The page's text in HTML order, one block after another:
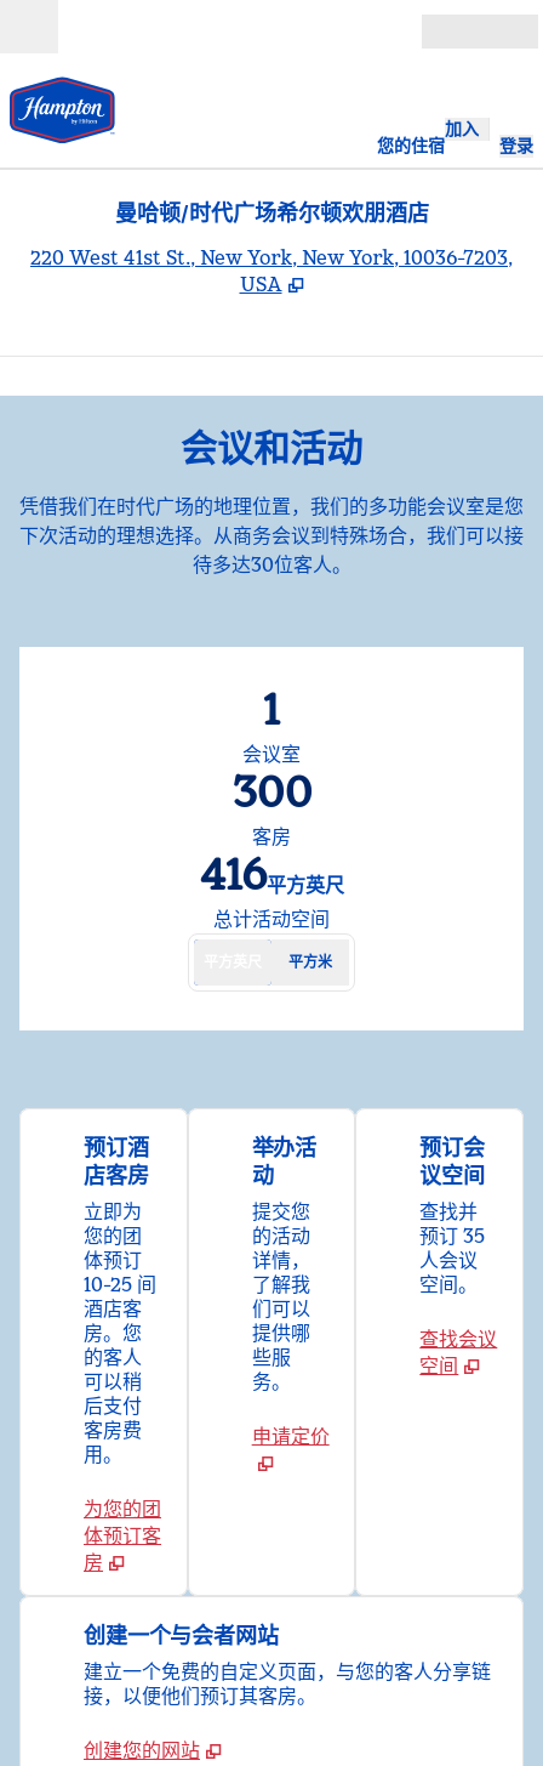
您的住宿
加入
登录
曼哈顿/时代广场希尔顿欢朋酒店
220 West 41st St., New York, New York, 10036-7203,
USA
1/4
会议和活动
凭借我们在时代广场的地理位置，我们的多功能会议室是您
下次活动的理想选择。从商务会议到特殊场合，我们可以接
待多达30位客人。
1
会议室
300
客房
416平方英尺
平方英尺
总计活动空间
平方米
预订酒
店客房
立即为
您的团
体预订
10-25 间
酒店客
房。您
的客人
可以稍
后支付
客房费
用。
为您的团
体预订客
房
举办活
动
提交您
的活动
详情，
了解我
们可以
提供哪
些服
务。
申请定价
预订会
议空间
查找并
预订 35
人会议
空间。
查找会议
空间
创建一个与会者网站
建立一个免费的自定义页面，与您的客人分享链
接，以便他们预订其客房。
创建您的网站